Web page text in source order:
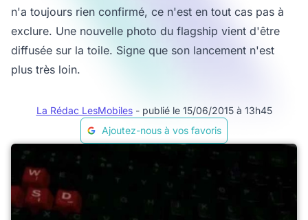
n'a toujours rien confirmé, ce n'est en tout cas pas à
exclure. Une nouvelle photo du flagship vient d'être
diffusée sur la toile. Signe que son lancement n'est
plus très loin.
La Rédac LesMobiles - publié le 15/06/2015 à 13h45
Ajoutez-nous à vos favoris